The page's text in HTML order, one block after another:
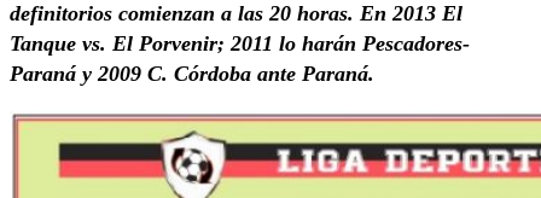
definitorios comienzan a las 20 horas. En 2013 El
Tanque vs. El Porvenir; 2011 lo harán Pescadores-
Paraná y 2009 C. Córdoba ante Paraná.